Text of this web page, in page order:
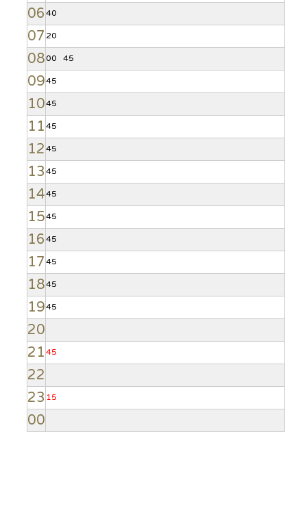
06 40
07 20
0800 45
0945
1045
11 45
12 45
13 45
1445
1545
16 45
17 45
1845
1945
20
21 45
22
23 15
00